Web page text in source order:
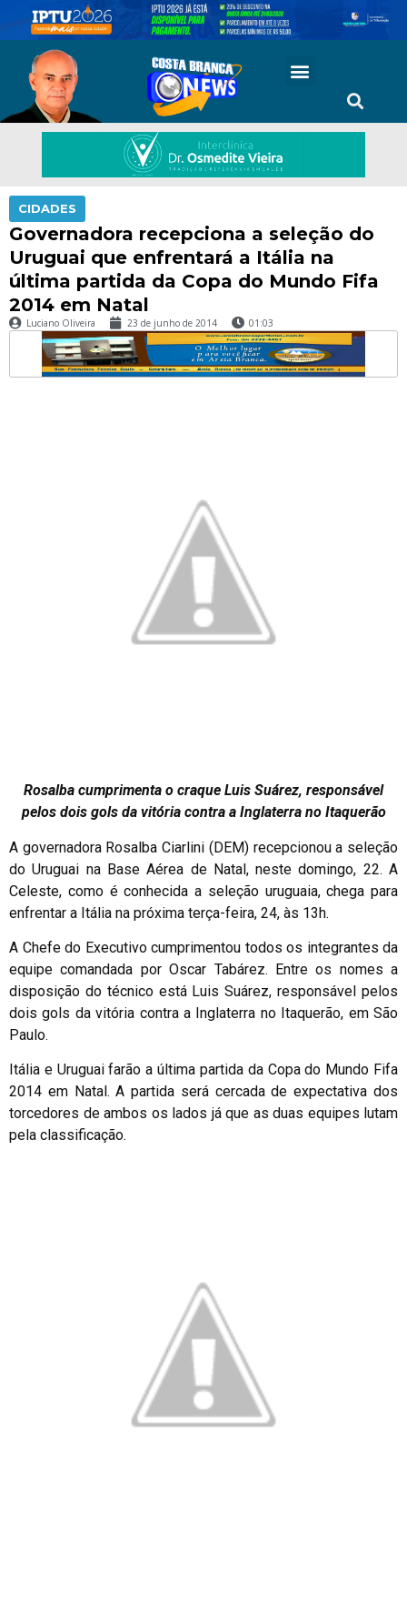
CIDADES
Governadora recepciona a seleção do
Uruguai que enfrentará a Itália na
última partida da Copa do Mundo Fifa
2014 em Natal
Luciano Oliveira 23 de junho de 2014 01:03
Rosalba cumprimenta o craque Luis Suárez, responsável
pelos dois gols da vitória contra a Inglaterra no Itaquerão
A governadora Rosalba Ciarlini (DEM) recepcionou a seleção
do Uruguai na Base Aérea de Natal, neste domingo, 22. A
Celeste, como é conhecida a seleção uruguaia, chega para
enfrentar a Itália na próxima terça-feira, 24, às 13h.
A Chefe do Executivo cumprimentou todos os integrantes da
equipe comandada por Oscar Tabárez. Entre os nomes a
disposição do técnico está Luis Suárez, responsável pelos
dois gols da vitória contra a Inglaterra no Itaquerão, em São
Paulo.
Itália e Uruguai farão a última partida da Copa do Mundo Fifa
2014 em Natal. A partida será cercada de expectativa dos
torcedores de ambos os lados já que as duas equipes lutam
pela classificação.